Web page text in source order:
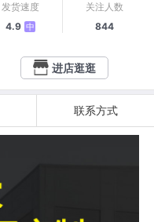
发货速度
4.9 中
关注人数
844
进店逛逛
联系方式